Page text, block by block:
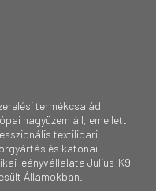
termékcsalád
nagyüzem áll, emellett
textilipari
és katonai
leányvállalata Julius-K9
Államokban.